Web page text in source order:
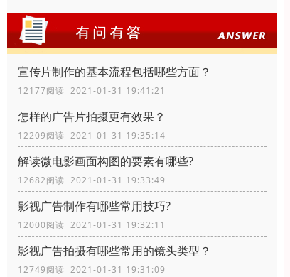
宣传片制作的基本流程包括哪些方面？
12177阅读 2021-01-31 19:41:21
怎样的广告片拍摄更有效果？
12209阅读 2021-01-31 19:35:14
解读微电影画面构图的要素有哪些?
12682阅读 2021-01-31 19:33:49
影视广告制作有哪些常用技巧?
12000阅读 2021-01-31 19:32:11
影视广告拍摄有哪些常用的镜头类型？
12749阅读 2021-01-31 19:31:09